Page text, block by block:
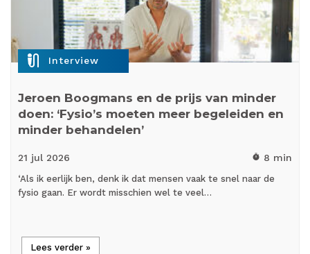
mic_external_on Interview
Jeroen Boogmans en de prijs van minder
doen: ‘Fysio’s moeten meer begeleiden en
minder behandelen’
21 jul 2026 timer 8 min
‘Als ik eerlijk ben, denk ik dat mensen vaak te snel naar de
fysio gaan. Er wordt misschien wel te veel…
Lees verder »